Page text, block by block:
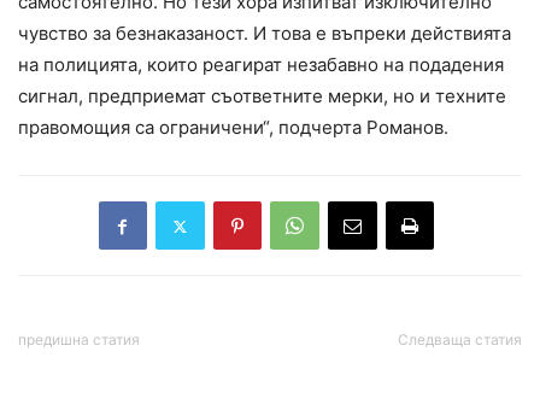
чувство за безнаказаност. И това е въпреки действията
на полицията, които реагират незабавно на подадения
сигнал, предприемат съответните мерки, но и техните
правомощия са ограничени“, подчерта Романов.
предишна статия Следваща статия